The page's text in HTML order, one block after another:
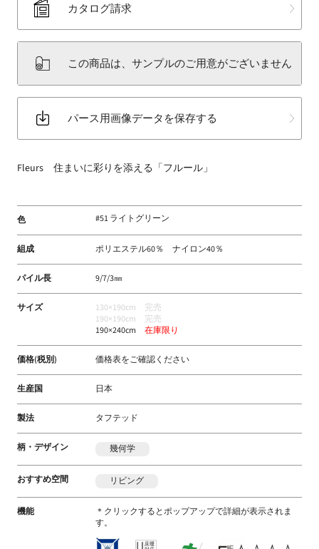
ラ
グ・
材
な
ど
扱
う
ァ
リ
ッ
ク
メ
ー
カ
ー
カタログ請求
この商品は、サンプルのご用意がございません
パース用画像データを保存する
Fleurs 住まいに彩りを添える「フルール」
色 #51 ライトグリーン
組成 ポリエステル60％ ナイロン40％
パイル長 9/7/3㎜
サイズ
130×190cm 完売
190×190cm 完売
190×240cm 在庫限り
価格(税別) 価格表をご確認ください
生産国 日本
製法 タフテッド
柄・デザイン 幾何学
おすすめ空間 リビング
機能
＊クリックするとポップアップで詳細が表示されま
す。